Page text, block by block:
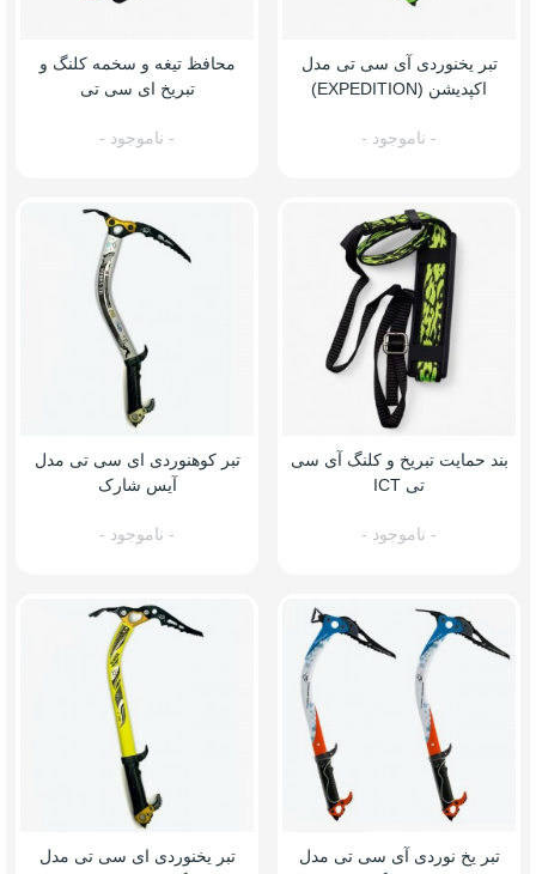
تبر یخنوردی آی سی تی مدل
اکپدیشن (EXPEDITION)
- ناموجود -
محافظ تیغه و سخمه کلنگ و
تبریخ ای سی تی
- ناموجود -
بند حمایت تبریخ و کلنگ آی سی
تی ICT
- ناموجود -
تبر کوهنوردی ای سی تی مدل
آیس شارک
- ناموجود -
تبر یخ نوردی آی سی تی مدل
تبر یخنوردی ای سی تی مدل